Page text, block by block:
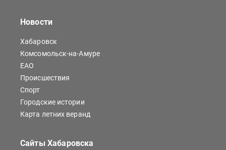
Новости
Хабаровск
Комсомольск-на-Амуре
ЕАО
Происшествия
Спорт
Городские истории
Карта летних веранд
Сайты Хабаровска